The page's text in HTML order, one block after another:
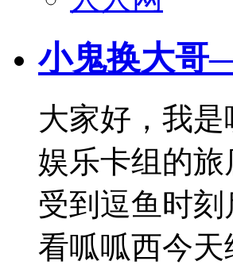
小鬼换大
大家好，我
娱乐卡组的
受到逗鱼时
看呱呱西今